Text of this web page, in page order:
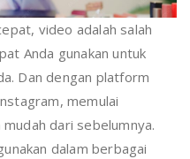
video adalah salah
Anda gunakan untuk
Dan dengan platform
memulai
dari sebelumnya.
dalam berbagai